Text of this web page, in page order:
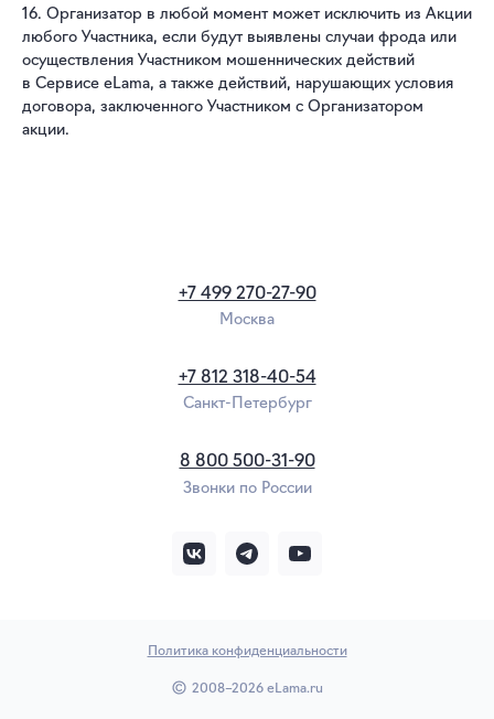
16. Организатор в любой момент может исключить из Акции
любого Участника, если будут выявлены случаи фрода или
осуществления Участником мошеннических действий
в Сервисе eLama, а также действий, нарушающих условия
договора, заключенного Участником с Организатором
акции.
+7 499 270-27-90
Москва
+7 812 318-40-54
Санкт-Петербург
8 800 500-31-90
Звонки по России
2008–2026 eLama.ru
Политика конфиденциальности